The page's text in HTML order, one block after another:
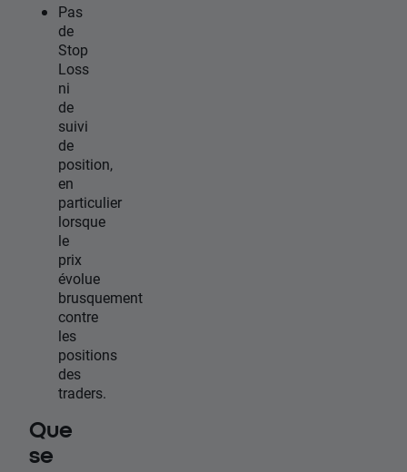
Pas
de
Stop
Loss
ni
de
suivi
de
position,
en
particulier
lorsque
le
prix
évolue
brusquement
contre
les
positions
des
traders.
Que
se